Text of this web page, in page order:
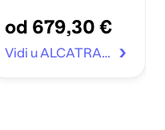
od 679,30 €
Vidi u ALCATRAZ.hr